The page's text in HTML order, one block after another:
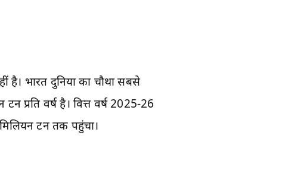
भारत दुनिया का चौथा सबसे
प्रति वर्ष है। वित्त वर्ष 2025-26
टन तक पहुंचा।